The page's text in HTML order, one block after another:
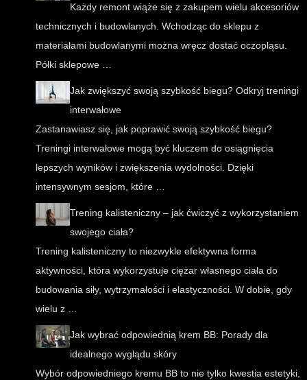
Każdy remont wiąże się z zakupem wielu akcesoriów
technicznych i budowlanych. Wchodząc do sklepu z
materiałami budowlanymi można wręcz dostać oczopląsu.
Półki sklepowe …
Jak zwiększyć swoją szybkość biegu? Odkryj treningi
interwałowe
Zastanawiasz się, jak poprawić swoją szybkość biegu?
Treningi interwałowe mogą być kluczem do osiągnięcia
lepszych wyników i zwiększenia wydolności. Dzięki
intensywnym sesjom, które …
Trening kalisteniczny – jak ćwiczyć z wykorzystaniem
swojego ciała?
Trening kalisteniczny to niezwykle efektywna forma
aktywności, która wykorzystuje ciężar własnego ciała do
budowania siły, wytrzymałości i elastyczności. W dobie, gdy
wielu z …
Jak wybrać odpowiednią krem BB: Porady dla
idealnego wyglądu skóry
Wybór odpowiedniego kremu BB to nie tylko kwestia estetyki,